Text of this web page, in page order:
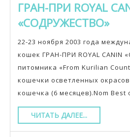
ГРАН-ПРИ ROYAL
«СОДРУЖЕСТВО»
22-23 ноября 2003 года
кошек ГРАН-ПРИ ROYAL CANIN
питомника «From Kurilian
кошечки осветленных
кошечка (6 месяцев).Nom Best
ЧИТАТЬ ДАЛЕЕ...ЧИТАТЬ
ДАЛЕЕ...